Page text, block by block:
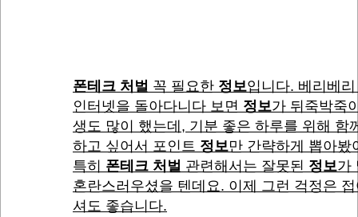
폰테크 처벌 꼭 필요한 정보입니다. 베리베
인터넷을 돌아다니다 보면 정보가 뒤죽박죽
생도 많이 했는데, 기분 좋은 하루를 위해 함
하고 싶어서 포인트 정보만 간략하게 뽑아봤
특히 폰테크 처벌 관련해서는 잘못된 정보가
혼란스러우셨을 텐데요. 이제 그런 걱정은
셔도 좋습니다.